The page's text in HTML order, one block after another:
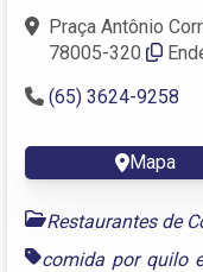
Praça Antônio
78005-320
(65) 3624-9258
Mapa
Restaurantes de
comida por quilo